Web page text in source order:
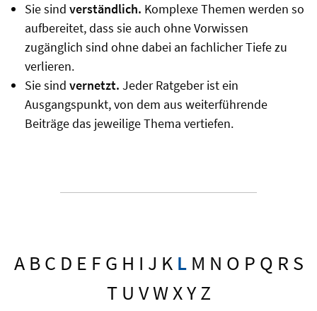
Sie sind verständlich. Komplexe Themen werden so
aufbereitet, dass sie auch ohne Vorwissen
zugänglich sind ohne dabei an fachlicher Tiefe zu
verlieren.
Sie sind vernetzt. Jeder Ratgeber ist ein
Ausgangspunkt, von dem aus weiterführende
Beiträge das jeweilige Thema vertiefen.
A B C D E F G H I J K LM N O P Q R S
T U V W X Y Z